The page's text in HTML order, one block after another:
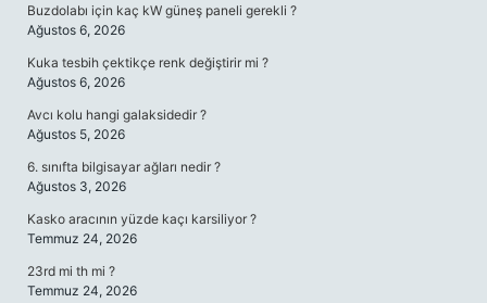
Buzdolabı için kaç kW güneş paneli gerekli ?
Ağustos 6, 2026
Kuka tesbih çektikçe renk değiştirir mi ?
Ağustos 6, 2026
Avcı kolu hangi galaksidedir ?
Ağustos 5, 2026
6. sınıfta bilgisayar ağları nedir ?
Ağustos 3, 2026
Kasko aracının yüzde kaçı karsiliyor ?
Temmuz 24, 2026
23rd mi th mi ?
Temmuz 24, 2026